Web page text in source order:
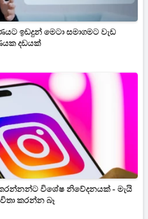
ඉඩදුන් මෙටා සමාගමට වැඩ
දඩයක්
කරන්නන්ට විශේෂ නිවේදනයක් - මැයි
කරන්න බෑ